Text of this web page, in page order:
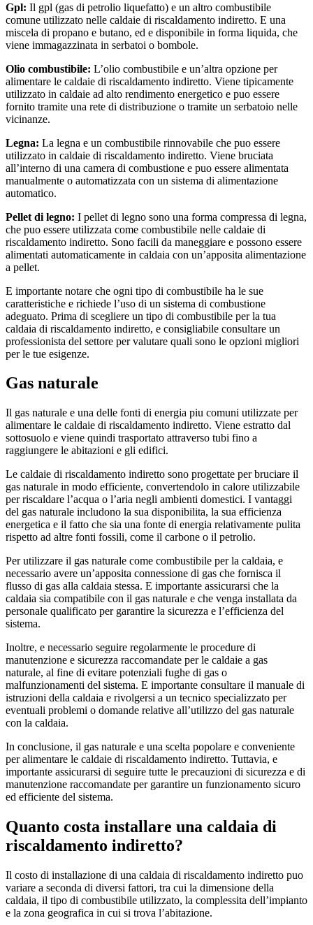
Gpl: Il gpl (gas di petrolio liquefatto) e un altro combustibile
comune utilizzato nelle caldaie di riscaldamento indiretto. E una
miscela di propano e butano, ed e disponibile in forma liquida, che
viene immagazzinata in serbatoi o bombole.
Olio combustibile: L’olio combustibile e un’altra opzione per
alimentare le caldaie di riscaldamento indiretto. Viene tipicamente
utilizzato in caldaie ad alto rendimento energetico e puo essere
fornito tramite una rete di distribuzione o tramite un serbatoio nelle
vicinanze.
Legna: La legna e un combustibile rinnovabile che puo essere
utilizzato in caldaie di riscaldamento indiretto. Viene bruciata
all’interno di una camera di combustione e puo essere alimentata
manualmente o automatizzata con un sistema di alimentazione
automatico.
Pellet di legno: I pellet di legno sono una forma compressa di legna,
che puo essere utilizzata come combustibile nelle caldaie di
riscaldamento indiretto. Sono facili da maneggiare e possono essere
alimentati automaticamente in caldaia con un’apposita alimentazione
a pellet.
E importante notare che ogni tipo di combustibile ha le sue
caratteristiche e richiede l’uso di un sistema di combustione
adeguato. Prima di scegliere un tipo di combustibile per la tua
caldaia di riscaldamento indiretto, e consigliabile consultare un
professionista del settore per valutare quali sono le opzioni migliori
per le tue esigenze.
Gas naturale
Il gas naturale e una delle fonti di energia piu comuni utilizzate per
alimentare le caldaie di riscaldamento indiretto. Viene estratto dal
sottosuolo e viene quindi trasportato attraverso tubi fino a
raggiungere le abitazioni e gli edifici.
Le caldaie di riscaldamento indiretto sono progettate per bruciare il
gas naturale in modo efficiente, convertendolo in calore utilizzabile
per riscaldare l’acqua o l’aria negli ambienti domestici. I vantaggi
del gas naturale includono la sua disponibilita, la sua efficienza
energetica e il fatto che sia una fonte di energia relativamente pulita
rispetto ad altre fonti fossili, come il carbone o il petrolio.
Per utilizzare il gas naturale come combustibile per la caldaia, e
necessario avere un’apposita connessione di gas che fornisca il
flusso di gas alla caldaia stessa. E importante assicurarsi che la
caldaia sia compatibile con il gas naturale e che venga installata da
personale qualificato per garantire la sicurezza e l’efficienza del
sistema.
Inoltre, e necessario seguire regolarmente le procedure di
manutenzione e sicurezza raccomandate per le caldaie a gas
naturale, al fine di evitare potenziali fughe di gas o
malfunzionamenti del sistema. E importante consultare il manuale di
istruzioni della caldaia e rivolgersi a un tecnico specializzato per
eventuali problemi o domande relative all’utilizzo del gas naturale
con la caldaia.
In conclusione, il gas naturale e una scelta popolare e conveniente
per alimentare le caldaie di riscaldamento indiretto. Tuttavia, e
importante assicurarsi di seguire tutte le precauzioni di sicurezza e di
manutenzione raccomandate per garantire un funzionamento sicuro
ed efficiente del sistema.
Quanto costa installare una caldaia di
riscaldamento indiretto?
Il costo di installazione di una caldaia di riscaldamento indiretto puo
variare a seconda di diversi fattori, tra cui la dimensione della
caldaia, il tipo di combustibile utilizzato, la complessita dell’impianto
e la zona geografica in cui si trova l’abitazione.